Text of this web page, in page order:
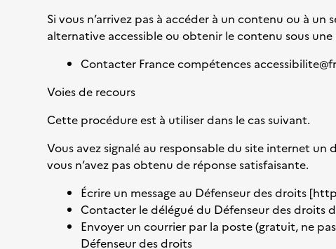
Si vous n’arrivez pas à accéder à un contenu ou à
alternative accessible ou obtenir le contenu sous
Contacter France compétences
Voies de recours
Cette procédure est à utiliser dans le cas suivant.
Vous avez signalé au responsable du site internet
vous n’avez pas obtenu de réponse satisfaisante.
Écrire un message au Défenseur des droits [
Contacter le délégué du Défenseur des droits
Envoyer un courrier par la poste (gratuit, ne
Défenseur des droits